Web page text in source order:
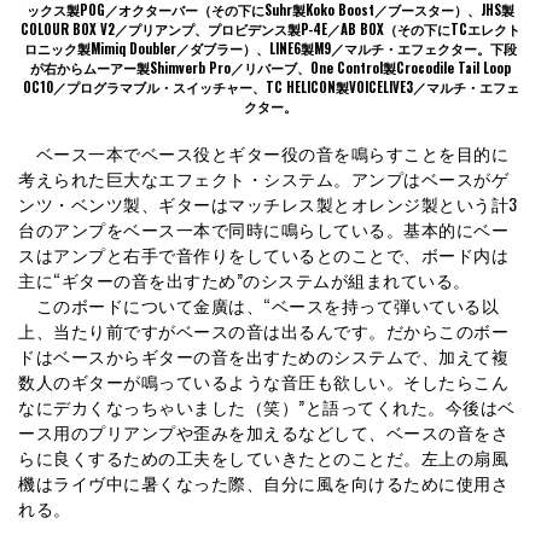
ックス製POG／オクターバー（その下にSuhr製Koko Boost／ブースター）、JHS製
COLOUR BOX V2／プリアンプ、プロビデンス製P-4E／AB BOX（その下にTCエレクト
ロニック製Mimiq Doubler／ダブラー）、LINE6製M9／マルチ・エフェクター。下段
が右からムーアー製Shimverb Pro／リバーブ、One Control製Crocodile Tail Loop
OC10／プログラマブル・スイッチャー、TC HELICON製VOICELIVE3／マルチ・エフェ
クター。
ベース一本でベース役とギター役の音を鳴らすことを目的に
考えられた巨大なエフェクト・システム。アンプはベースがゲ
ンツ・ベンツ製、ギターはマッチレス製とオレンジ製という計3
台のアンプをベース一本で同時に鳴らしている。基本的にベー
スはアンプと右手で音作りをしているとのことで、ボード内は
主に“ギターの音を出すため”のシステムが組まれている。
このボードについて金廣は、“ベースを持って弾いている以
上、当たり前ですがベースの音は出るんです。だからこのボー
ドはベースからギターの音を出すためのシステムで、加えて複
数人のギターが鳴っているような音圧も欲しい。そしたらこん
なにデカくなっちゃいました（笑）”と語ってくれた。今後はベ
ース用のプリアンプや歪みを加えるなどして、ベースの音をさ
らに良くするための工夫をしていきたとのことだ。左上の扇風
機はライヴ中に暑くなった際、自分に風を向けるために使用さ
れる。